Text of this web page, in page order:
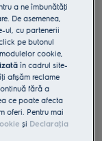
a ne îmbunătăţi
De asemenea,
ul, cu partenerii
pe butonul
cookie,
în cadrul site-
afișăm reclame
fără a
ce poate afecta
oferi. Pentru mai
și Declaraţia